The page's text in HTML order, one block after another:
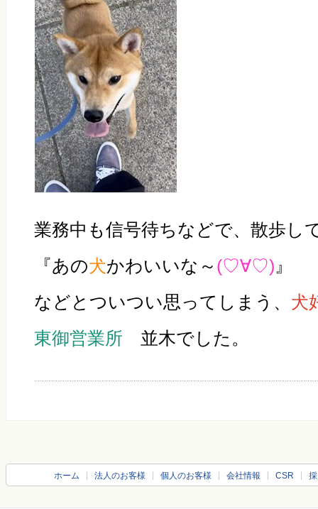
業務中も信号待ちなどで、散歩し
『あの犬かわいいな～ (♡∀♡) 』
などとついつい思ってしまう、 犬
東御営業所 並木でした。
ホーム 法人のお客様 個人のお客様 会社情報 CSR